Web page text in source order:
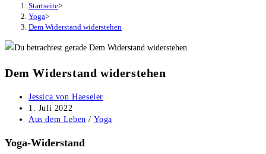
Startseite>
Yoga>
Dem Widerstand widerstehen
Dem Widerstand widerstehen
Beitrags-
Autor:
Jessica von Haeseler
Beitrag
veröffentlicht:
1. Juli 2022
Beitrags-
Aus dem Leben / Yoga
Yoga-Widerstand